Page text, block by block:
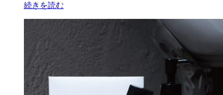
続きを読む